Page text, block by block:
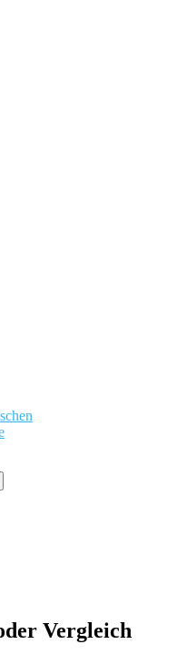
Vergleich